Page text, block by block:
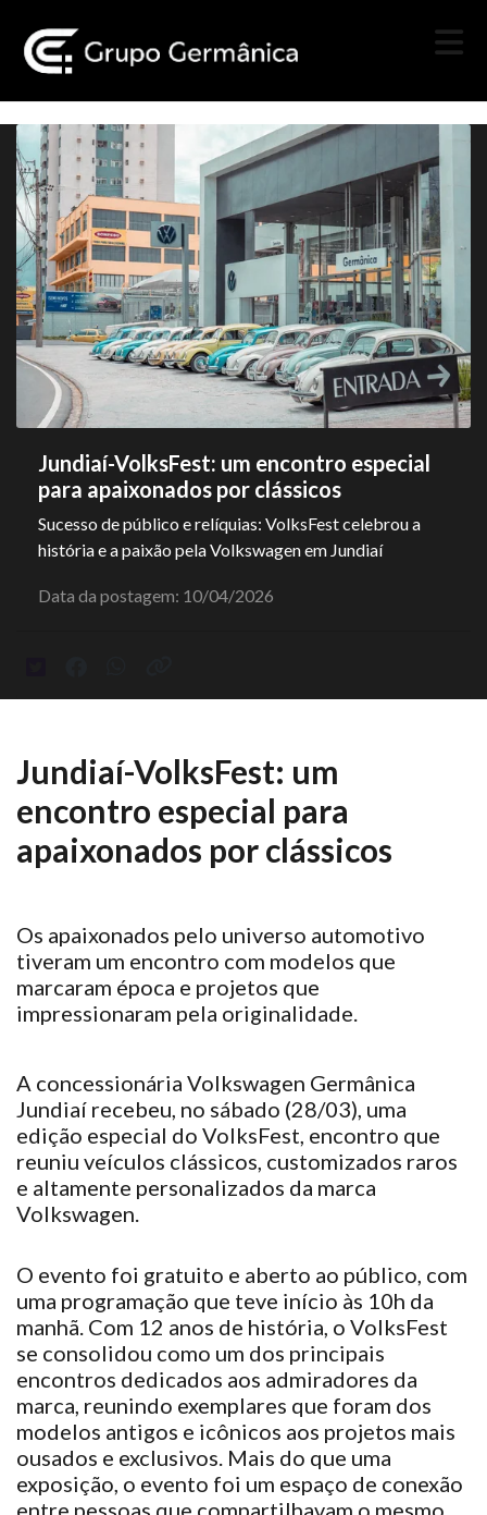
Jundiaí-VolksFest: um encontro especial
para apaixonados por clássicos
Sucesso de público e relíquias: VolksFest celebrou a
história e a paixão pela Volkswagen em Jundiaí
Data da postagem: 10/04/2026
Jundiaí-VolksFest: um
encontro especial para
apaixonados por clássicos
Os apaixonados pelo universo automotivo
tiveram um encontro com modelos que
marcaram época e projetos que
impressionaram pela originalidade.
A concessionária Volkswagen Germânica
Jundiaí recebeu , no sábado (28/03), uma
edição especial do VolksFest, encontro que
reuniu veículos clássicos, customizados raros
e altamente personalizados da marca
Volkswagen.
O evento foi gratuito e aberto ao público, com
uma programação que teve início às 10h da
manhã. Com 12 anos de história, o VolksFest
se consolidou como um dos principais
encontros dedicados aos admiradores da
marca, reunindo exemplares que foram dos
modelos antigos e icônicos aos projetos mais
ousados e exclusivos. Mais do que uma
exposição, o evento foi um espaço de conexão
entre pessoas que compartilhavam o mesmo